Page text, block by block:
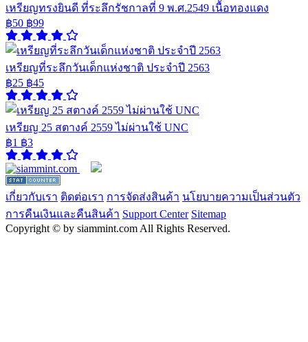
เหรียญทรงยินดี ที่ระลึกรัชกาลที่ 9 พ.ศ.2549 เนื้อทองแดง
฿50 ฿99
เหรียญที่ระลึกวันเด็กแห่งชาติ ประจำปี 2563
฿25 ฿45
เหรียญ 25 สตางค์ 2559 ไม่ผ่านใช้ UNC
฿1 ฿3
เกี่ยวกับเรา ติดต่อเรา การจัดส่งสินค้า นโยบายความเป็นส่วนตัว
การคืนเงินและคืนสินค้า Support Center Sitemap
Copyright © by siammint.com All Rights Reserved.